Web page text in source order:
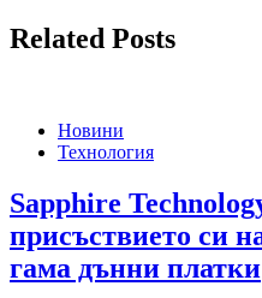
Related Posts
Новини
Технология
Sapphire
присъствието си
гама дънни платки